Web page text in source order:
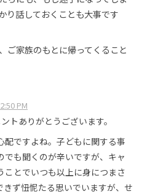
り話しておくことも大事です
ご家族のもとに帰ってくること
PM
トありがとうございます。
配ですよね。子どもに関する事
でも聞くのが辛いですが、キャ
ことでいつも以上に身につまさ
きず忸怩たる思いでいますが、せ